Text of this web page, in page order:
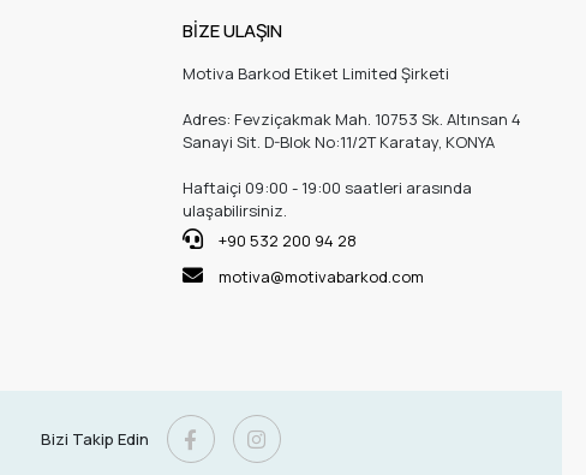
BİZE ULAŞIN
Motiva Barkod Etiket Limited Şirketi
Adres: Fevziçakmak Mah. 10753 Sk. Altınsan 4
Sanayi Sit. D-Blok No:11/2T Karatay, KONYA
Haftaiçi 09:00 - 19:00 saatleri arasında
ulaşabilirsiniz.
+90 532 200 94 28
motiva@motivabarkod.com
Bizi Takip Edin